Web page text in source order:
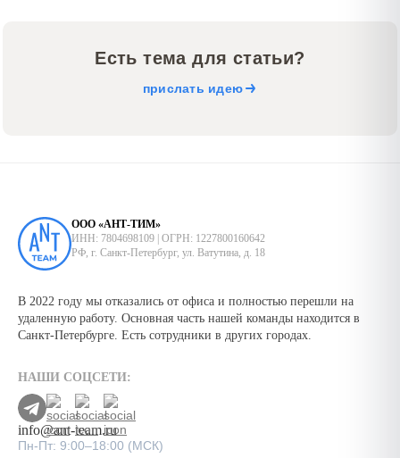
Есть тема для статьи?
прислать идею
ООО «АНТ-ТИМ»
ИНН: 7804698109 | ОГРН: 1227800160642
РФ, г. Санкт-Петербург, ул. Ватутина, д. 18
В 2022 году мы отказались от офиса и полностью перешли на
удаленную работу. Основная часть нашей команды находится в
Санкт-Петербурге. Есть сотрудники в других городах.
НАШИ СОЦСЕТИ:
info@ant-team.ru
Пн-Пт: 9:00–18:00 (МСК)